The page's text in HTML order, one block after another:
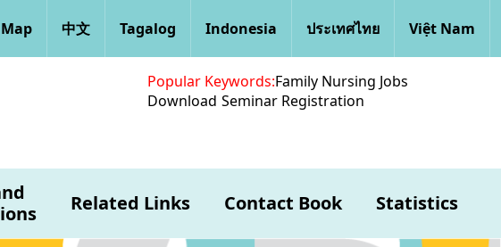
中文 Tagalog Indonesia ประเทศไทย Việt Nam
Popular Keywords:Family Nursing Jobs
Download Seminar Registration
Related Links Contact Book Statistics